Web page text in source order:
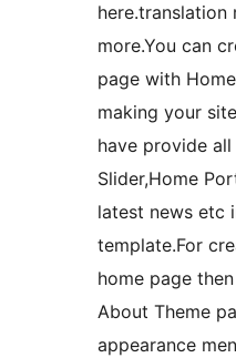
here.translation
more.You can
page with
making your
have provide
Slider,Home
latest news etc
template.For
home page
About Theme
appearance